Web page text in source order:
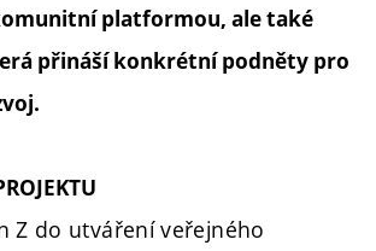
platformou, ale také
přináší konkrétní podněty pro
Z do utváření veřejného